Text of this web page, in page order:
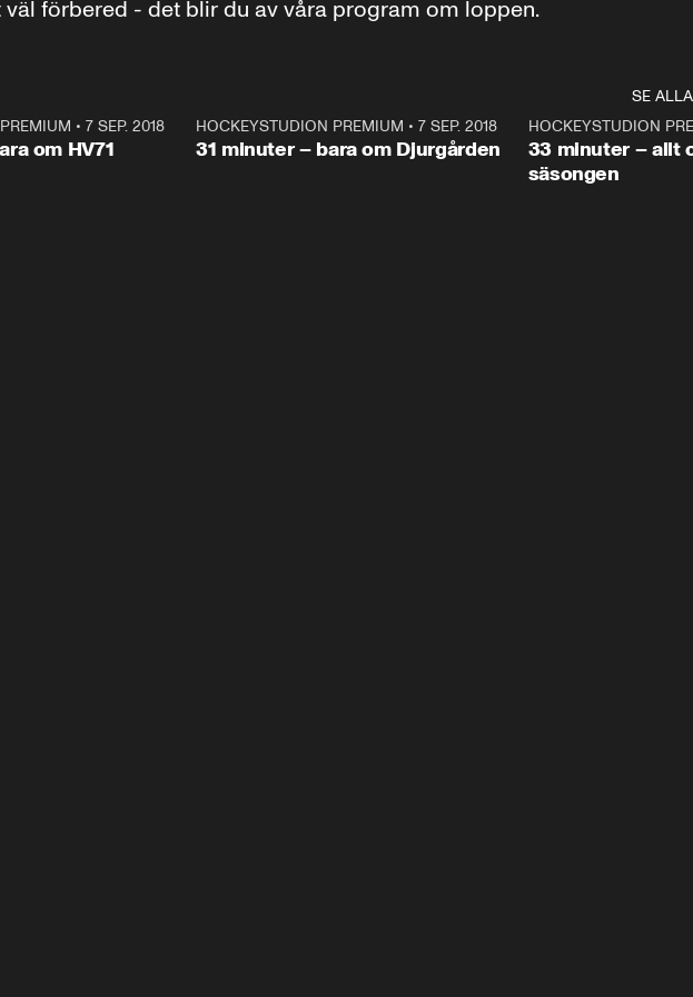
förbered - det blir du av våra program om loppen.
SE ALLA
24:41
•7 SEP. 2018
om HV71
Plus 31:25
HOCKEYSTUDION PREMIUM • 7 SEP. 2018
31 minuter – bara om Djurgården
Plus
HOCKEYSTUDION
33 minuter – allt
säsongen